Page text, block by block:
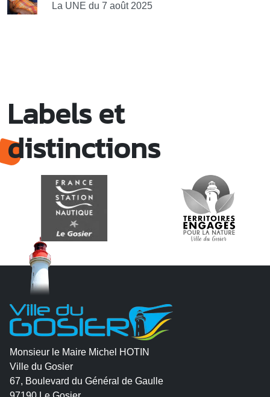
La UNE du 7 août 2025
Labels et
distinctions
Monsieur le Maire Michel HOTIN
Ville du Gosier
67, Boulevard du Général de Gaulle